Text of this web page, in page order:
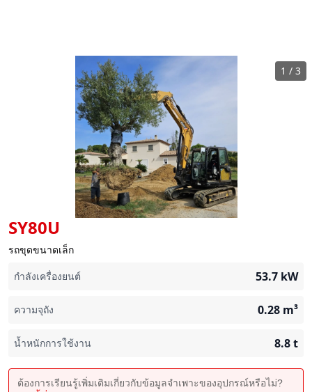
SY80U
รถขุดขนาดเล็ก
กำลังเครื่องยนต์
53.7 kW
ความจุถัง 0.28 m³
น้ำหนักการใช้งาน 8.8t
ต้องการเรียนรู้เพิ่มเติมเกี่ยวกับข้อมูลจำเพาะของอุปกรณ์หรือไม่?
1 / 3